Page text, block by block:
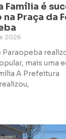
Família é
Praça da
2026
Paraopeba
mais uma
A Prefeitura